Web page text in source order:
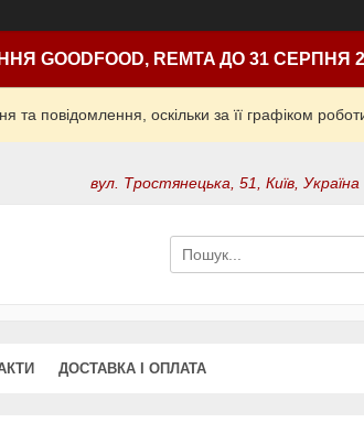
GOODFOOD, REMTA ДО 31 СЕРПНЯ
повідомлення, оскільки за її графіком
вул. Тростянецька, 51, Київ, Україна
ДОСТАВКА І ОПЛАТА